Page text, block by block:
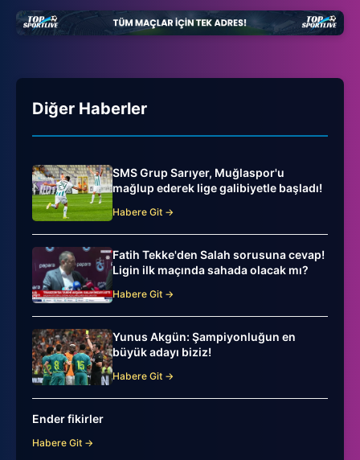
Diğer Haberler
SMS Grup Sarıyer, Muğlaspor'u
mağlup ederek lige galibiyetle başladı!
Habere Git →
Fatih Tekke'den Salah sorusuna cevap!
Ligin ilk maçında sahada olacak mı?
Habere Git →
Yunus Akgün: Şampiyonluğun en
büyük adayı biziz!
Habere Git →
Ender fikirler
Habere Git →